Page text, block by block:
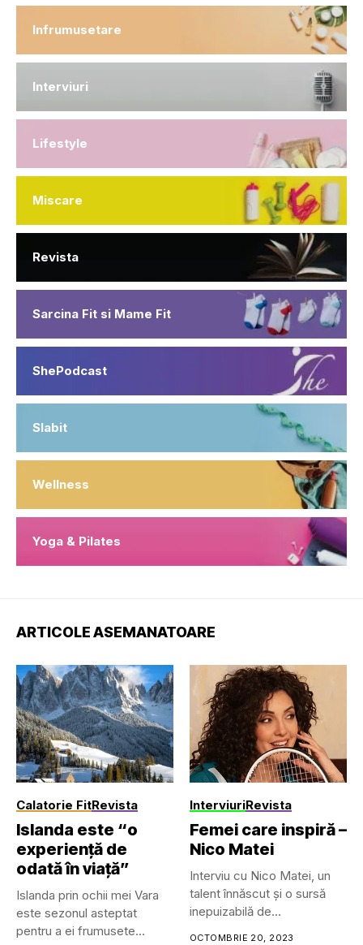
Infrumusetare
Interviuri
Lifestyle
Miscare
Revista
Sarcina Fit si Mame Fit
ShePodcast
Slabit
Wellness
Yoga & Pilates
ARTICOLE ASEMANATOARE
Calatorie FitRevista
Islanda este “o
experiență de
odată în viață”
Islanda prin ochii mei Vara
este sezonul asteptat
pentru a ei frumusete...
InterviuriRevista
Femei care inspiră –
Nico Matei
Interviu cu Nico Matei, un
talent înnăscut și o sursă
inepuizabilă de...
OCTOMBRIE 20, 2023